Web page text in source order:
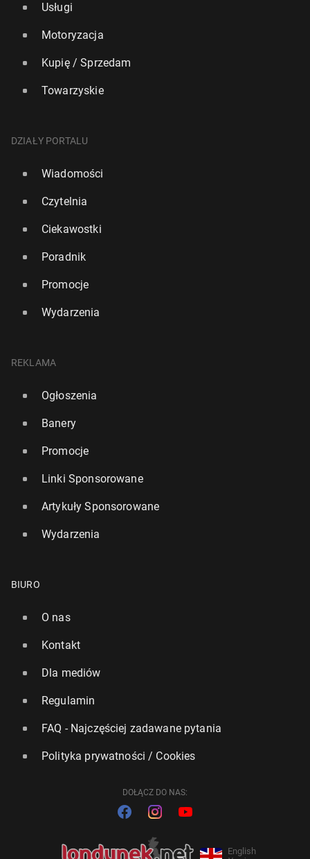
Usługi
Motoryzacja
Kupię / Sprzedam
Towarzyskie
DZIAŁY PORTALU
Wiadomości
Czytelnia
Ciekawostki
Poradnik
Promocje
Wydarzenia
REKLAMA
Ogłoszenia
Banery
Promocje
Linki Sponsorowane
Artykuły Sponsorowane
Wydarzenia
BIURO
O nas
Kontakt
Dla mediów
Regulamin
FAQ - Najczęściej zadawane pytania
Polityka prywatności / Cookies
DOŁĄCZ DO NAS:
English